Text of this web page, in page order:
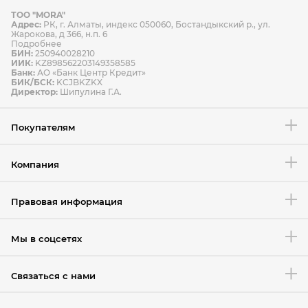
Способы оплаты Способы доставки
Условия возврата товара
ТОО "MORA"
Адрес: РК, г. Алматы, индекс 050060, Бостандыкский р., ул.
Жарокова, д 366, н.п. 6
Подробнее
БИН: 250940028210
ИИК: KZ898562203149358585
Банк: АО «Банк Центр Кредит»
БИК/БСК: KCJBKZKX
Директор: Шипулина Г.А.
Покупателям
Компания
Правовая информация
Мы в соцсетях
Связаться с нами